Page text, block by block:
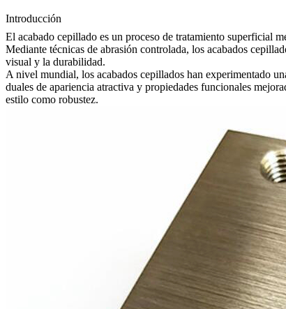
Introducción
El acabado cepillado es un proceso de tratamiento superficial
Mediante técnicas de abrasión controlada, los acabados
visual y la durabilidad.
A nivel mundial, los acabados cepillados han experimentado
duales de apariencia atractiva y propiedades funcionales
estilo como robustez.